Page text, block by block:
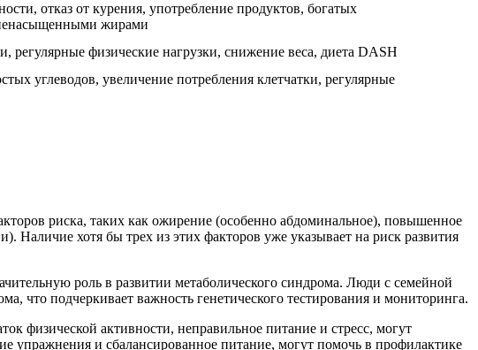
отказ от курения, употребление продуктов, богатых
жирами
регулярные физические нагрузки, снижение веса, диета DASH
углеводов, увеличение потребления клетчатки, регулярные
риска, таких как ожирение (особенно абдоминальное), повышенное
Наличие хотя бы трех из этих факторов уже указывает на риск развития
роль в развитии метаболического синдрома. Люди с семейной
что подчеркивает важность генетического тестирования и мониторинга.
физической активности, неправильное питание и стресс, могут
упражнения и сбалансированное питание, могут помочь в профилактике